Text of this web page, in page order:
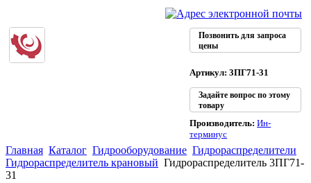
Позвонить для запроса
цены
Артикул: 3ПГ71-31
Задайте вопрос по этому
товару
Производитель:Ин-
терминус
Главная Каталог Гидрооборудование Гидрораспределители
Гидрораспределитель крановый Гидрораспределитель 3ПГ71-
31